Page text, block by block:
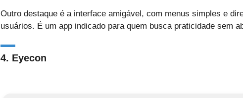
Outro destaque é a interface amigável, com menus simples e
usuários. É um app indicado para quem busca praticidade sem
4. Eyecon